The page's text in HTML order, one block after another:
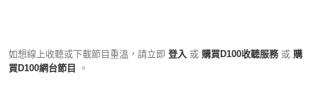
如想線上收聽或下載節目重溫，請立即 登入 或 購買D100收聽服務 或 購
買D100網台節目
。